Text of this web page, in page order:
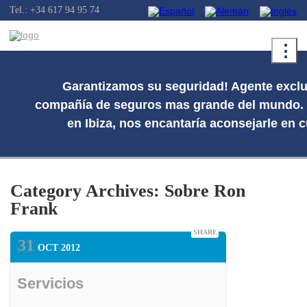
Tel.: +34 617 94 95 74
⋮
Garantizamos su seguridad! Agente
compañía de seguros mas grande del
en Ibiza, nos encantaría aconsejarle en
Category Archives: Sobre Ron
Frank
31 OCT 2012
SHARE
Servicios